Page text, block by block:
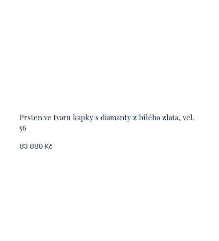
Prsten ve tvaru kapky s diamanty z bílého zlata, vel.
56
83 880 Kč